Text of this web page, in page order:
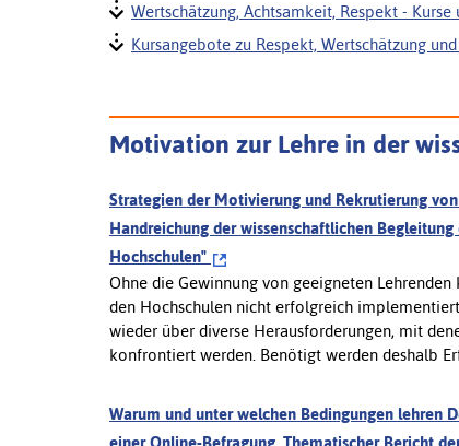
Wertschätzung, Achtsamkeit, Respekt - Kurse
Kursangebote zu Respekt, Wertschätzung
Motivation zur Lehre in der
Strategien der Motivierung und Rekrutierung
Handreichung der wissenschaftlichen
Hochschulen"
Ohne die Gewinnung von geeigneten
den Hochschulen nicht erfolgreich
wieder über diverse Herausforderungen, mit
konfrontiert werden. Benötigt werden deshalb
Warum und unter welchen Bedingungen lehren
einer Online-Befragung. Thematischer Bericht